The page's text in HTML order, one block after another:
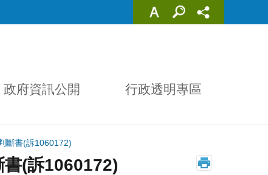
政府資訊公開
行政透明專區
斷書(訴1060172)
(訴1060172)